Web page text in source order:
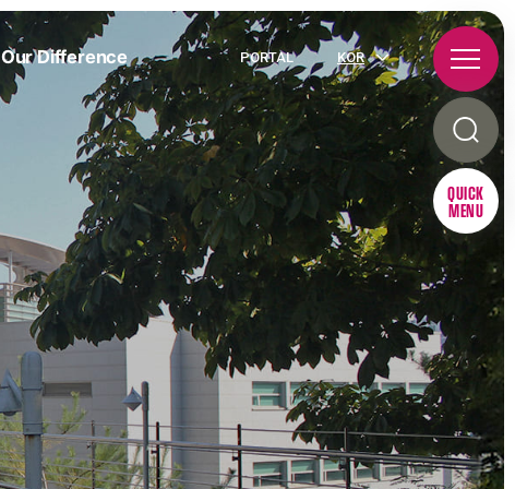
Our Difference PORTAL KOR
QUICK
MENU